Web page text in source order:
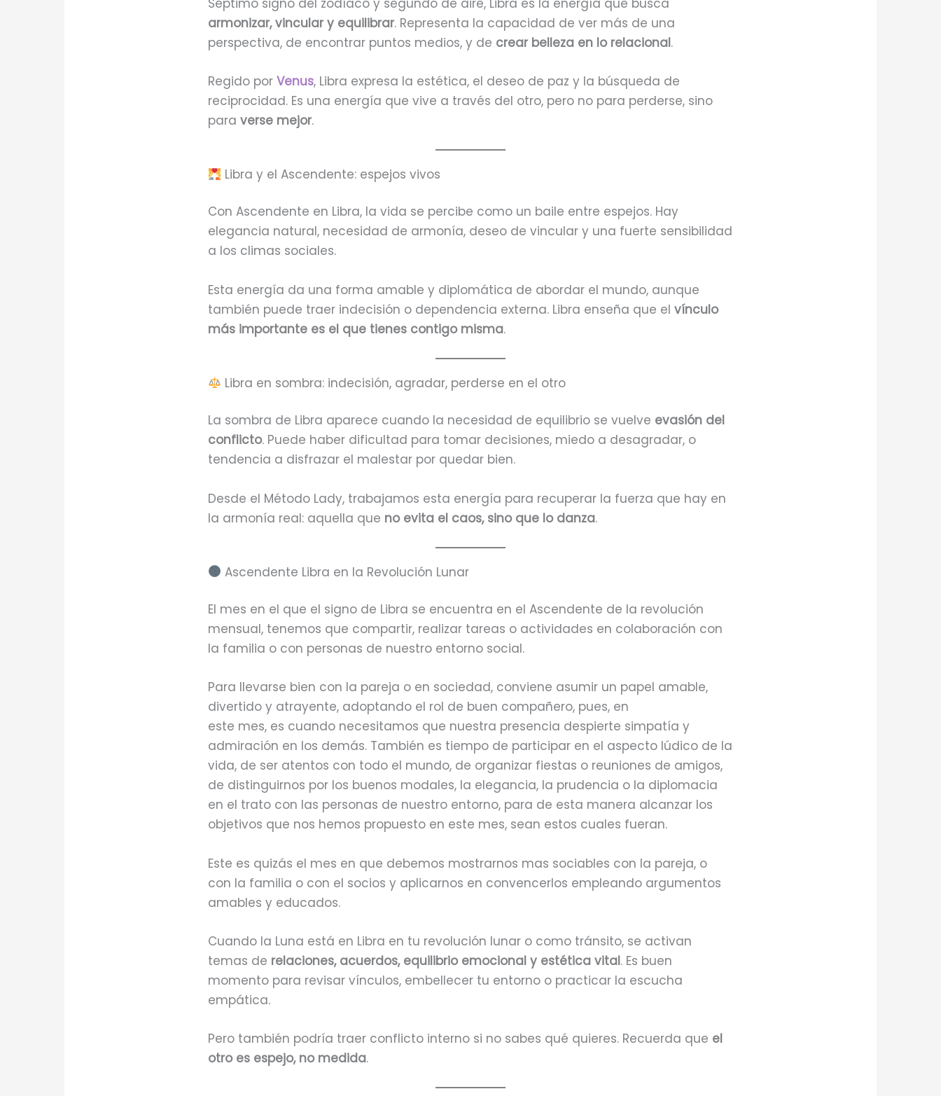
armonizar, vincular y equilibrar. Representa la capacidad de ver más de una
perspectiva, de encontrar puntos medios, y de crear belleza en lo relacional.
Regido por Venus, Libra expresa la estética, el deseo de paz y la búsqueda de
reciprocidad. Es una energía que vive a través del otro, pero no para perderse, sino
para verse mejor.
Libra y el Ascendente: espejos vivos
Con Ascendente en Libra, la vida se percibe como un baile entre espejos. Hay
elegancia natural, necesidad de armonía, deseo de vincular y una fuerte sensibilidad
a los climas sociales.
Esta energía da una forma amable y diplomática de abordar el mundo, aunque
también puede traer indecisión o dependencia externa. Libra enseña que el vínculo
más importante es el que tienes contigo misma.
Libra en sombra: indecisión, agradar, perderse en el otro
La sombra de Libra aparece cuando la necesidad de equilibrio se vuelve evasión del
conflicto. Puede haber dificultad para tomar decisiones, miedo a desagradar, o
tendencia a disfrazar el malestar por quedar bien.
Desde el Método Lady, trabajamos esta energía para recuperar la fuerza que hay en
la armonía real: aquella que no evita el caos, sino que lo danza.
Ascendente Libra en la Revolución Lunar
El mes en el que el signo de Libra se encuentra en el Ascendente de la revolución
mensual, tenemos que compartir, realizar tareas o actividades en colaboración con
la familia o con personas de nuestro entorno social.
Para llevarse bien con la pareja o en sociedad, conviene asumir un papel amable,
divertido y atrayente, adoptando el rol de buen compañero, pues, en
este mes, es cuando necesitamos que nuestra presencia despierte simpatía y
admiración en los demás. También es tiempo de participar en el aspecto lúdico de la
vida, de ser atentos con todo el mundo, de organizar fiestas o reuniones de amigos,
de distinguirnos por los buenos modales, la elegancia, la prudencia o la diplomacia
en el trato con las personas de nuestro entorno, para de esta manera alcanzar los
objetivos que nos hemos propuesto en este mes, sean estos cuales fueran.
Este es quizás el mes en que debemos mostrarnos mas sociables con la pareja, o
con la familia o con el socios y aplicarnos en convencerlos empleando argumentos
amables y educados.
Cuando la Luna está en Libra en tu revolución lunar o como tránsito, se activan
temas de relaciones, acuerdos, equilibrio emocional y estética vital. Es buen
momento para revisar vínculos, embellecer tu entorno o practicar la escucha
empática.
Pero también podría traer conflicto interno si no sabes qué quieres. Recuerda que el
otro es espejo, no medida.